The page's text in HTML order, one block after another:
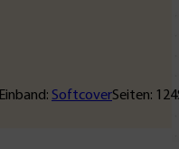
Einband: SoftcoverSeiten: 124